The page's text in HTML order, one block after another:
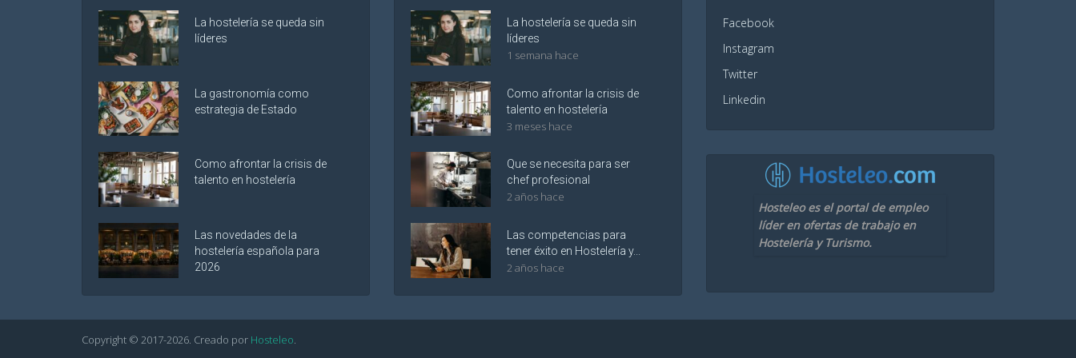
La hostelería se queda sin
líderes
La gastronomía como
estrategia de Estado
Como afrontar la crisis de
talento en hostelería
Las novedades de la
hostelería española para
2026
La hostelería se queda sin
líderes
1 semana hace
Como afrontar la crisis de
talento en hostelería
3 meses hace
Que se necesita para ser
chef profesional
2 años hace
Las competencias para
tener éxito en Hostelería y...
2 años hace
Facebook
Instagram
Twitter
Linkedin
Hosteleo es el portal de empleo
líder en ofertas de trabajo en
Hostelería y Turismo.
Copyright © 2017-2026. Creado por Hosteleo.